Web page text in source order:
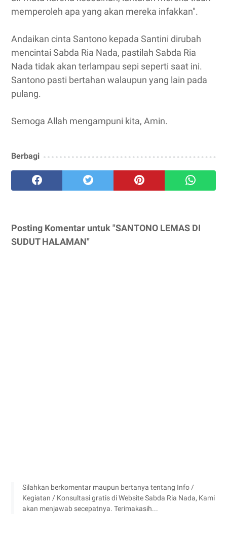
memperoleh apa yang akan mereka infakkan".
Andaikan cinta Santono kepada Santini dirubah
mencintai Sabda Ria Nada, pastilah Sabda Ria
Nada tidak akan terlampau sepi seperti saat ini.
Santono pasti bertahan walaupun yang lain pada
pulang.
Semoga Allah mengampuni kita, Amin.
Berbagi
Posting Komentar untuk "SANTONO LEMAS DI
SUDUT HALAMAN"
Silahkan berkomentar maupun bertanya tentang Info /
Kegiatan / Konsultasi gratis di Website Sabda Ria Nada, Kami
akan menjawab secepatnya. Terimakasih...